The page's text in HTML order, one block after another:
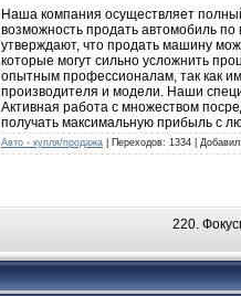
Наша компания осуществляет
возможность продать автомобиль
утверждают, что продать машину
которые могут сильно усложнить
опытным профессионалам, так как
производителя и модели. Наши
Активная работа с множеством
получать максимальную прибыль с
Авто - купля/продажа | Переходов: 1334 | Добавил:
220.